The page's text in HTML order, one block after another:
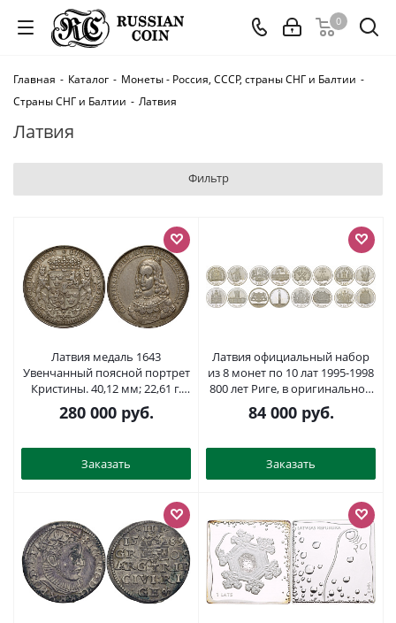
0
Главная - Каталог - Монеты - Россия, СССР, страны СНГ и Балтии -
Страны СНГ и Балтии - Латвия
Латвия
Фильтр
Латвия медаль 1643
Увенчанный поясной портрет
Кристины. 40,12 мм; 22,61 г.
Хильдебранд I, стр. 262, 14 a.
RR серебро 10-002-63
280 000руб.
Заказать
Латвия официальный набор
из 8 монет по 10 лат 1995-1998
800 лет Риге, в оригинальной
коробке серебро PROOF 14-
01-01-07
84 000руб.
Заказать